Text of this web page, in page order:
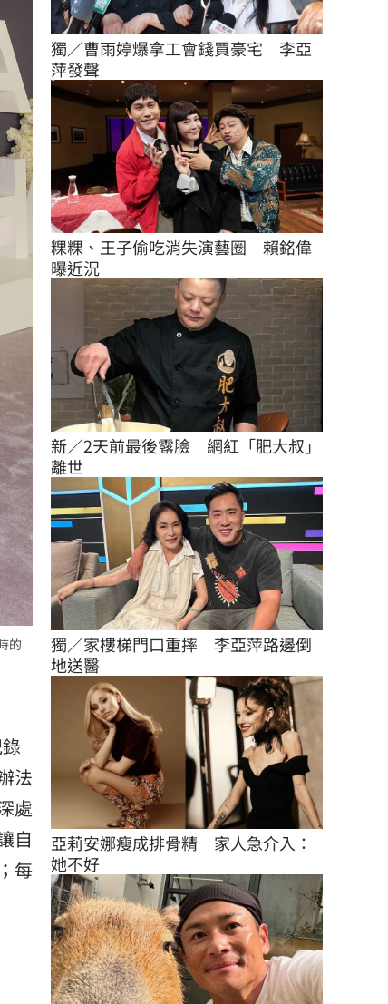
的
法
處
自
每
獨／曹雨婷爆拿工會錢買豪宅　李亞
萍發聲
粿粿、王子偷吃消失演藝圈　賴銘偉
曝近況
新／2天前最後露臉　網紅「肥大叔」
離世
獨／家樓梯門口重摔　李亞萍路邊倒
地送醫
亞莉安娜瘦成排骨精　家人急介入：
她不好